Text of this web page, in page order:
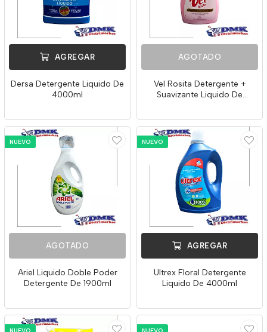
AGREGAR
Dersa Detergente Liquido De
4000ml
AGOTADO
Vel Rosita Detergente +
Suavizante Liquido De
NUEVO
AGOTADO
Ariel Liquido Doble Poder
Detergente De 1900ml
NUEVO
AGREGAR
Ultrex Floral Detergente
Liquido De 4000ml